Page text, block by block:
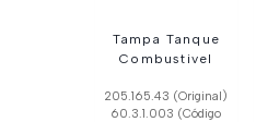
Tampa Tanque
Combustivel
205.165.43 (Original)
60.3.1.003 (Código